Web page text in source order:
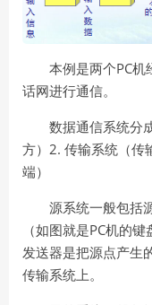
本例是两个PC机
话网进行通信。
数据通信系统分
方） 2. 传输系统（传
端）
源系统一般包括
（如图就是PC机的键
发送器是把源点产生
传输系统上。